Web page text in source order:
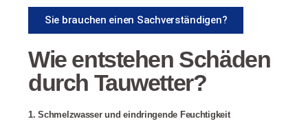
Sie brauchen einen Sachverständigen?
Wie entstehen Schäden
durch Tauwetter?
1. Schmelzwasser und eindringende Feuchtigkeit